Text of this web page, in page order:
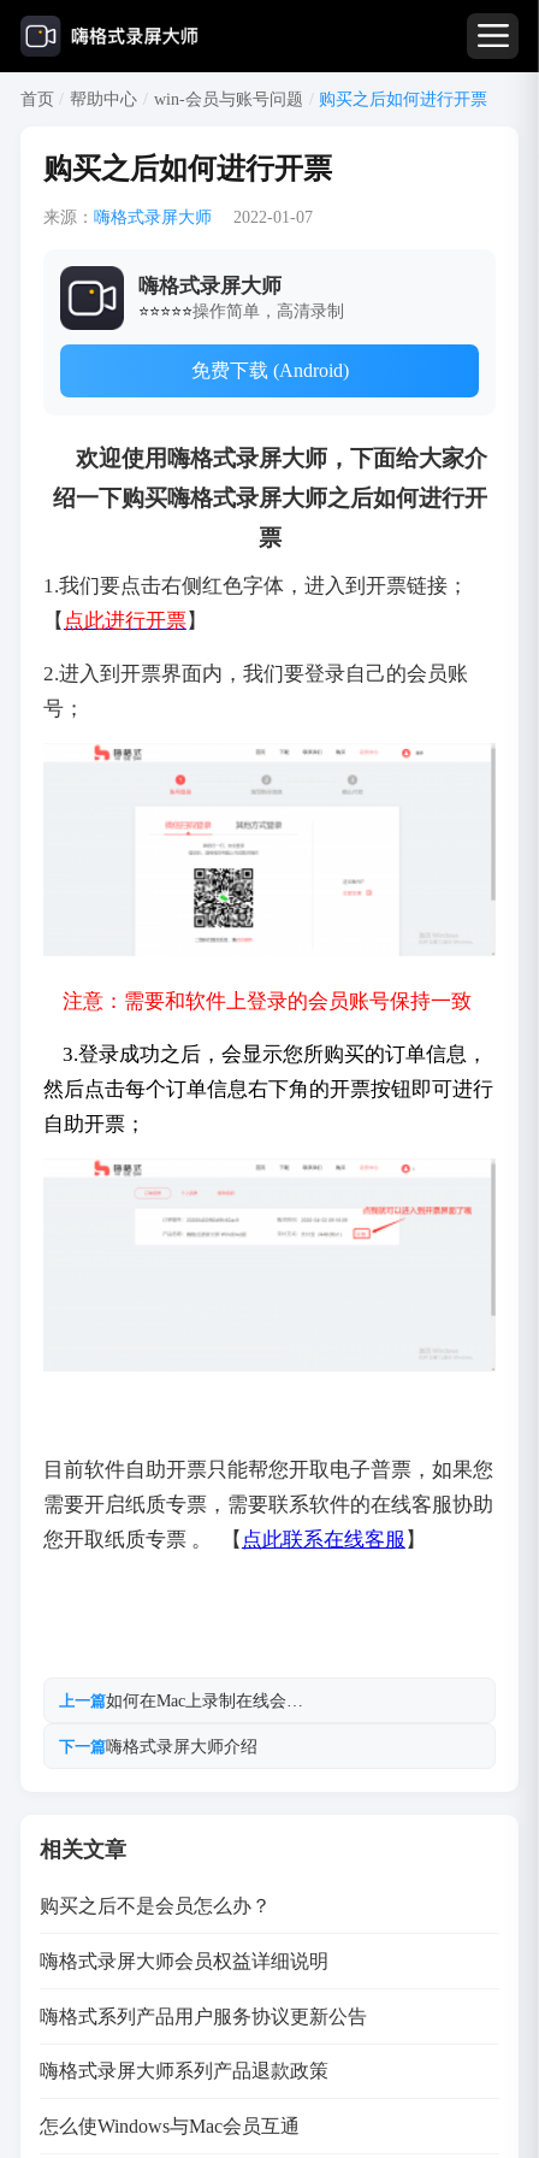
首页 / 帮助中心 / win-会员与账号问题 / 购买之后如何进行开票
购买之后如何进行开票
来源： 嗨格式录屏大师 2022-01-07
嗨格式录屏大师
⭐⭐⭐⭐⭐操作简单，高清录制
免费下载 (Android)
欢迎使用嗨格式录屏大师，下面给大家介
绍一下购买嗨格式录屏大师之后如何进行开
票
1.我们要点击右侧红色字体，进入到开票链接；
【 点此进行开票】
2.进入到开票界面内，我们要登录自己的会员账
号；
注意：需要和软件上登录的会员账号保持一致
3.登录成功之后，会显示您所购买的订单信息，
然后点击每个订单信息右下角的开票按钮即可进行
自助开票；
目前软件自助开票只能帮您开取电子普票，如果您
需要开启纸质专票，需要联系软件的在线客服协助
您开取纸质专票 。 【 点此联系在线客服 】
上一篇如何在Mac上录制在线会…
下一篇嗨格式录屏大师介绍
相关文章
购买之后不是会员怎么办？
嗨格式录屏大师会员权益详细说明
嗨格式系列产品用户服务协议更新公告
嗨格式录屏大师系列产品退款政策
怎么使Windows与Mac会员互通